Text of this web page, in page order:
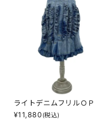
ライトデニムフリルＯＰ
¥11,880 (税込)